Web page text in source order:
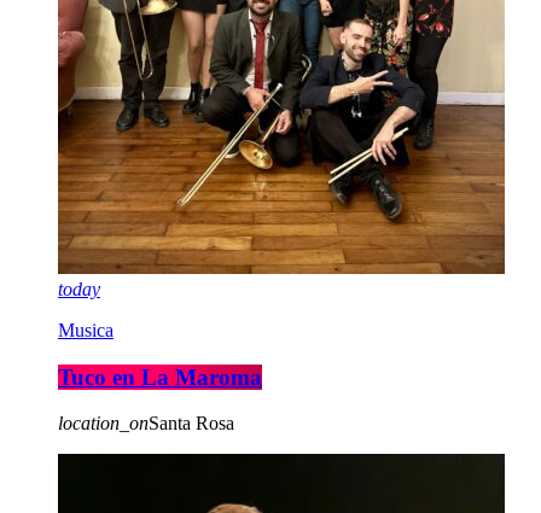
today
Musica
Tuco en La Maroma
location_onSanta Rosa